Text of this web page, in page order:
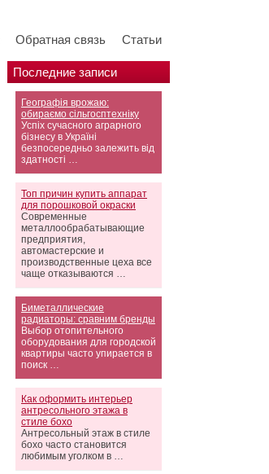
Обратная связь Статьи
Последние записи
Географія врожаю:
обираємо сільгосптехніку
Успіх сучасного аграрного
бізнесу в Україні
безпосередньо залежить від
здатності …
Топ причин купить аппарат
для порошковой окраски
Современные
металлообрабатывающие
предприятия,
автомастерские и
производственные цеха все
чаще отказываются …
Биметаллические
радиаторы: сравним бренды
Выбор отопительного
оборудования для городской
квартиры часто упирается в
поиск …
Как оформить интерьер
антресольного этажа в
стиле бохо
Антресольный этаж в стиле
бохо часто становится
любимым уголком в …